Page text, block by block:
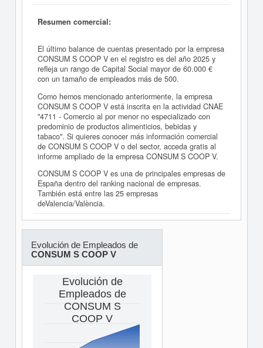
Resumen comercial:
El último balance de cuentas presentado por la empresa
CONSUM S COOP V en el registro es del año 2025 y
refleja un rango de Capital Social mayor de 60.000 €
con un tamaño de empleados más de 500.
Como hemos mencionado anteriormente, la empresa
CONSUM S COOP V está inscrita en la actividad CNAE
"4711 - Comercio al por menor no especializado con
predominio de productos alimenticios, bebidas y
tabaco". Si quieres conocer más información comercial
de CONSUM S COOP V o del sector, acceda gratis al
informe ampliado de la empresa CONSUM S COOP V.
CONSUM S COOP V es una de principales empresas de
España dentro del ranking nacional de empresas.
También está entre las 25 empresas
deValencia/València.
Evolución de Empleados de
CONSUM S COOP V
Evolución de
Empleados de
CONSUM S
COOP V